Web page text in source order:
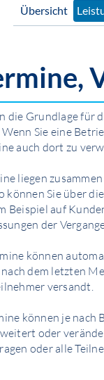
Übersicht
die Grundlage für
Sie eine
auch dort zu
liegen
können Sie über
Beispiel auf
der
können
dem letzten
versandt.
können je nach
oder
oder alle